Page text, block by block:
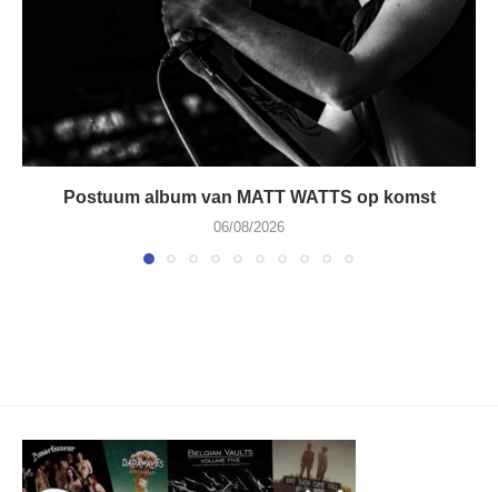
Postuum album van MATT WATTS op komst
06/08/2026